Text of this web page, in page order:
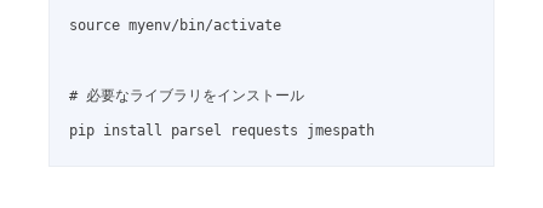
source myenv/bin/activate
# 必要なライブラリをインストール
pip install parsel requests jmespath